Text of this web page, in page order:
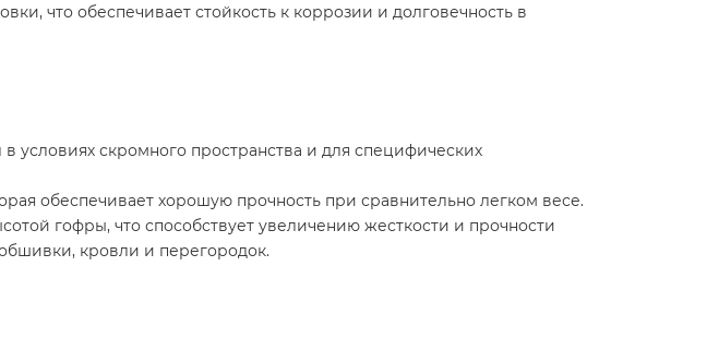
что обеспечивает стойкость к коррозии и долговечность в
условиях скромного пространства и для специфических
обеспечивает хорошую прочность при сравнительно легком весе.
гофры, что способствует увеличению жесткости и прочности
кровли и перегородок.